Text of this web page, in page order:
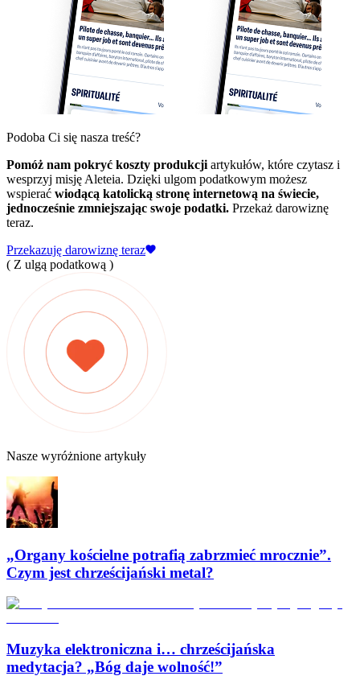
Podoba Ci się nasza treść?
Pomóż nam pokryć koszty produkcji artykułów, które czytasz i
wesprzyj misję Aleteia. Dzięki ulgom podatkowym możesz
wspierać wiodącą katolicką stronę internetową na świecie,
jednocześnie zmniejszając swoje podatki. Przekaż darowiznę
teraz.
Przekazuję darowiznę teraz
( Z ulgą podatkową )
Nasze wyróżnione artykuły
„Organy kościelne potrafią zabrzmieć mrocznie”.
Czym jest chrześcijański metal?
Muzyka elektroniczna i… chrześcijańska
medytacja? „Bóg daje wolność!”